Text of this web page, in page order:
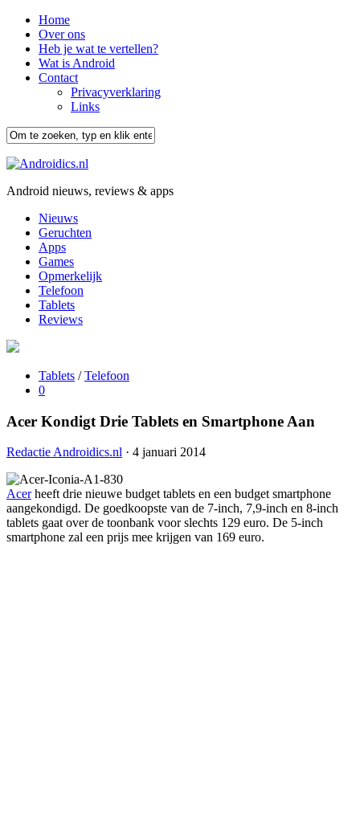
Home
Over ons
Heb je wat te vertellen?
Wat is Android
Contact
Privacyverklaring
Links
Android nieuws, reviews & apps
Nieuws
Geruchten
Apps
Games
Opmerkelijk
Telefoon
Tablets
Reviews
Tablets / Telefoon
0
Acer Kondigt Drie Tablets en Smartphone Aan
Redactie Androidics.nl · 4 januari 2014
Acerheeft drie nieuwe budget tablets en een budget smartphone
aangekondigd. De goedkoopste van de 7-inch, 7,9-inch en 8-inch
tablets gaat over de toonbank voor slechts 129 euro. De 5-inch
smartphone zal een prijs mee krijgen van 169 euro.